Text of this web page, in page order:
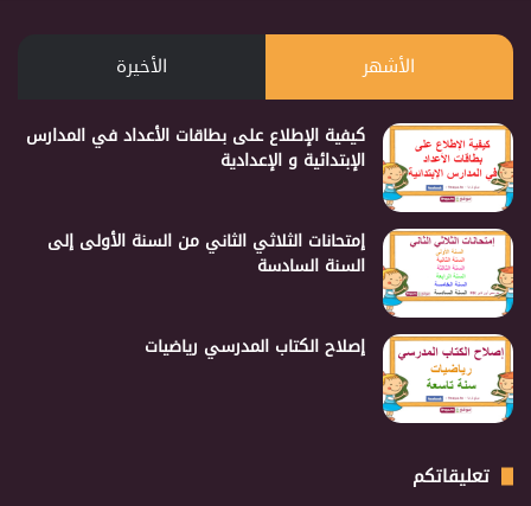
الأشهر الأخيرة
كيفية الإطلاع على بطاقات الأعداد في المدارس
الإبتدائية و الإعدادية
إمتحانات الثلاثي الثاني من السنة الأولى إلى
السنة السادسة
إصلاح الكتاب المدرسي رياضيات
تعليقاتكم